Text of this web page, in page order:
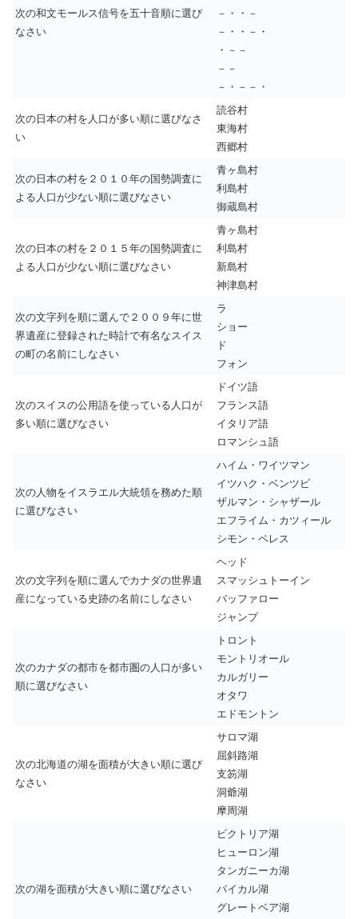
次の和文モールス信号を五十音順に選び
なさい
－・・－
－・・－・
・－－
－－
－・－－・
次の日本の村を人口が多い順に選びなさ
い
読谷村
東海村
西郷村
次の日本の村を２０１０年の国勢調査に
よる人口が少ない順に選びなさい
青ヶ島村
利島村
御蔵島村
次の日本の村を２０１５年の国勢調査に
よる人口が少ない順に選びなさい
青ヶ島村
利島村
新島村
神津島村
次の文字列を順に選んで２００９年に世
界遺産に登録された時計で有名なスイス
の町の名前にしなさい
ラ
ショー
ド
フォン
次のスイスの公用語を使っている人口が
多い順に選びなさい
ドイツ語
フランス語
イタリア語
ロマンシュ語
次の人物をイスラエル大統領を務めた順
に選びなさい
ハイム・ワイツマン
イツハク・ベンツビ
ザルマン・シャザール
エフライム・カツィール
シモン・ペレス
次の文字列を順に選んでカナダの世界遺
産になっている史跡の名前にしなさい
ヘッド
スマッシュトーイン
バッファロー
ジャンプ
次のカナダの都市を都市圏の人口が多い
順に選びなさい
トロント
モントリオール
カルガリー
オタワ
エドモントン
次の北海道の湖を面積が大きい順に選び
なさい
サロマ湖
屈斜路湖
支笏湖
洞爺湖
摩周湖
次の湖を面積が大きい順に選びなさい
ビクトリア湖
ヒューロン湖
タンガニーカ湖
バイカル湖
グレートベア湖